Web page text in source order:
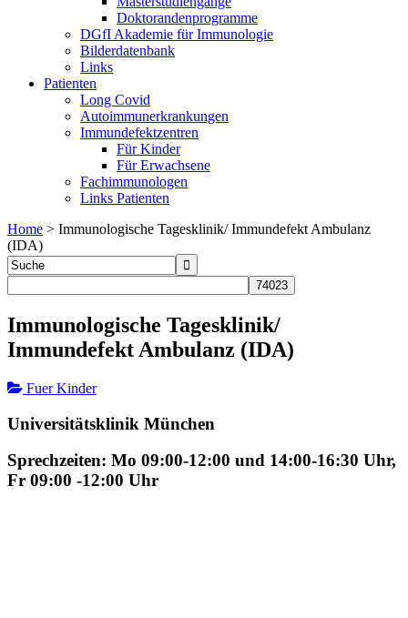
Doktorandenprogramme
DGfI Akademie für Immunologie
Bilderdatenbank
Links
Patienten
Long Covid
Autoimmunerkrankungen
Immundefektzentren
Für Kinder
Für Erwachsene
Fachimmunologen
Links Patienten
Home > Immunologische Tagesklinik/ Immundefekt Ambulanz
(IDA)
Immunologische Tagesklinik/
Immundefekt Ambulanz (IDA)
Fuer Kinder
Universitätsklinik München
Sprechzeiten: Mo 09:00-12:00 und 14:00-16:30 Uhr,
Fr 09:00 -12:00 Uhr